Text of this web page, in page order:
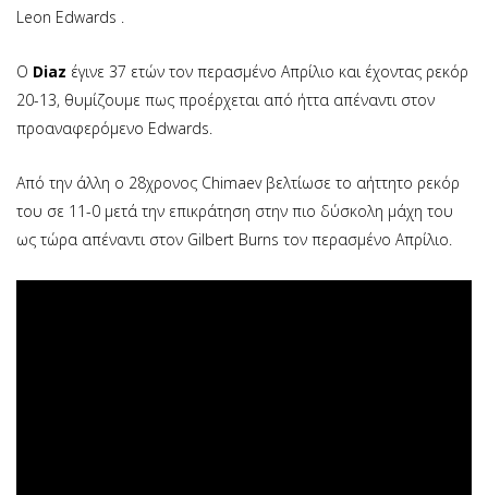
Leon Edwards .
Ο Diaz έγινε 37 ετών τον περασμένο Απρίλιο και έχοντας ρεκόρ
20-13, θυμίζουμε πως προέρχεται από ήττα απέναντι στον
προαναφερόμενο Edwards.
Από την άλλη ο 28χρονος Chimaev βελτίωσε το αήττητο ρεκόρ
του σε 11-0 μετά την επικράτηση στην πιο δύσκολη μάχη του
ως τώρα απέναντι στον Gilbert Burns τον περασμένο Απρίλιο.